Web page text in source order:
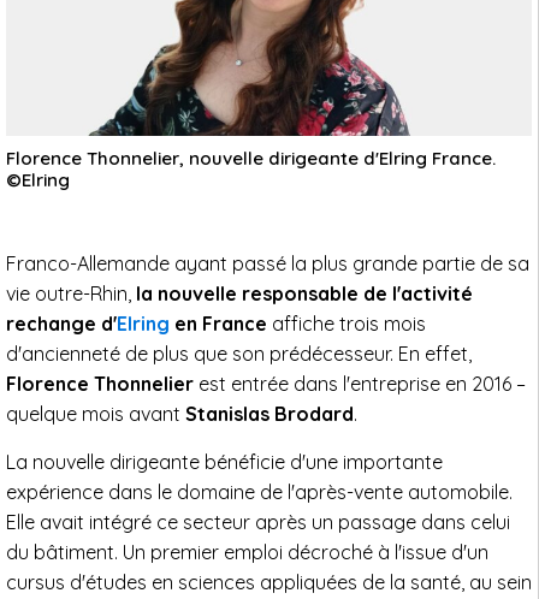
Florence Thonnelier, nouvelle dirigeante d'Elring France.
©Elring
Franco-Allemande ayant passé la plus grande partie de sa
vie outre-Rhin, la nouvelle responsable de l'activité
rechange d'Elring en France affiche trois mois
d'ancienneté de plus que son prédécesseur. En effet,
Florence Thonnelier est entrée dans l'entreprise en 2016 –
quelque mois avant Stanislas Brodard.
La nouvelle dirigeante bénéficie d'une importante
expérience dans le domaine de l'après-vente automobile.
Elle avait intégré ce secteur après un passage dans celui
du bâtiment. Un premier emploi décroché à l'issue d'un
cursus d'études en sciences appliquées de la santé, au sein